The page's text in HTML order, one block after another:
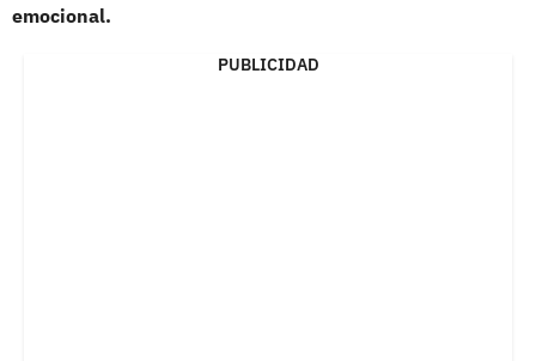
emocional.
PUBLICIDAD